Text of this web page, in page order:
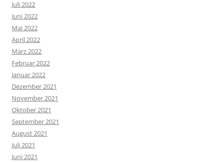
Juli 2022
Juni 2022
Mai 2022
April 2022
März 2022
Februar 2022
Januar 2022
Dezember 2021
November 2021
Oktober 2021
September 2021
August 2021
Juli 2021
Juni 2021